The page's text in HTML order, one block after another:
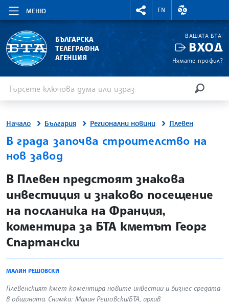
МЕНЮ
RIGHTMENU.SOCIAL
EN
ВАЛУТНИ
БЪЛГАРСКА
ТЕЛЕГРАФНА
АГЕНЦИЯ
ВАШАТА БТА
ВХОД
Нямате профил?
Начало България Регионални новини Плевен
В града започва строителство на
нов завод
site.bta
В Плевен предстоят знакова
инвестиция и знаково посещение
на посланика на Франция,
коментира за БТА кметът Георг
Спартански
МАЛИН РЕШОВСКИ
Плевенският кмет коментира новите инвестии и бизнес средата
в общината. Снимка: Малин Решовски/БТА, архив